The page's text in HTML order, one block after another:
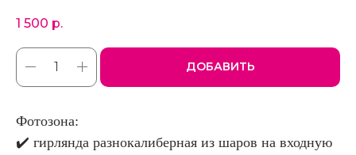
1 500 р.
ДОБАВИТЬ
Фотозона:
✔️ гирлянда разнокалиберная из шаров на входную